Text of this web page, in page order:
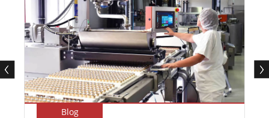
Blog